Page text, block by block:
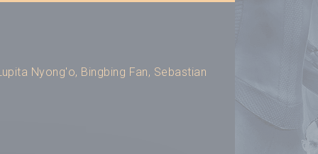
Nyong'o, Bingbing Fan, Sebastian